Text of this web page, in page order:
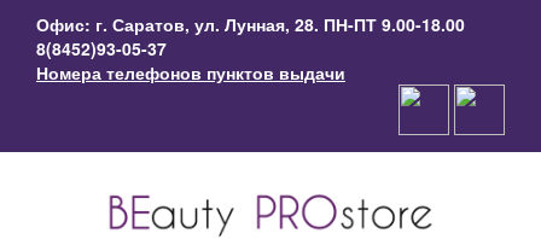
Офис: г. Саратов, ул. Лунная, 28. ПН-ПТ 9.00-18.00
8(8452)93-05-37
Номера телефонов пунктов выдачи